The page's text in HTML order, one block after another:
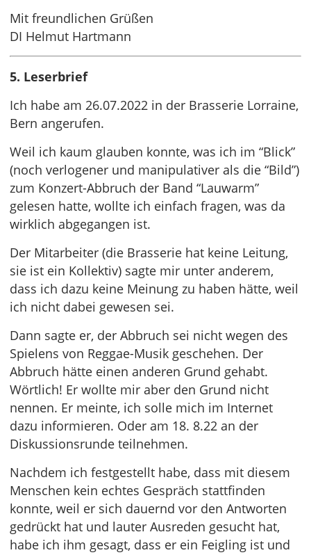
Mit freundlichen Grüßen
DI Helmut Hartmann
5. Leserbrief
Ich habe am 26.07.2022 in der Brasserie Lorraine,
Bern angerufen.
Weil ich kaum glauben konnte, was ich im “Blick”
(noch verlogener und manipulativer als die “Bild”)
zum Konzert-Abbruch der Band “Lauwarm”
gelesen hatte, wollte ich einfach fragen, was da
wirklich abgegangen ist.
Der Mitarbeiter (die Brasserie hat keine Leitung,
sie ist ein Kollektiv) sagte mir unter anderem,
dass ich dazu keine Meinung zu haben hätte, weil
ich nicht dabei gewesen sei.
Dann sagte er, der Abbruch sei nicht wegen des
Spielens von Reggae-Musik geschehen. Der
Abbruch hätte einen anderen Grund gehabt.
Wörtlich! Er wollte mir aber den Grund nicht
nennen. Er meinte, ich solle mich im Internet
dazu informieren. Oder am 18. 8.22 an der
Diskussionsrunde teilnehmen.
Nachdem ich festgestellt habe, dass mit diesem
Menschen kein echtes Gespräch stattfinden
konnte, weil er sich dauernd vor den Antworten
gedrückt hat und lauter Ausreden gesucht hat,
habe ich ihm gesagt, dass er ein Feigling ist und